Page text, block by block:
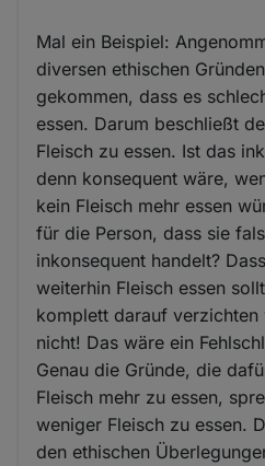
Mal ein Beispiel:
diversen ethischen
gekommen, dass es
essen. Darum beschließt
Fleisch zu essen. Ist das
denn konsequent wäre,
kein Fleisch mehr essen
für die Person, dass sie
inkonsequent handelt?
weiterhin Fleisch essen
komplett darauf verzichten
nicht! Das wäre ein
Genau die Gründe, die
Fleisch mehr zu essen,
weniger Fleisch zu essen.
den ethischen